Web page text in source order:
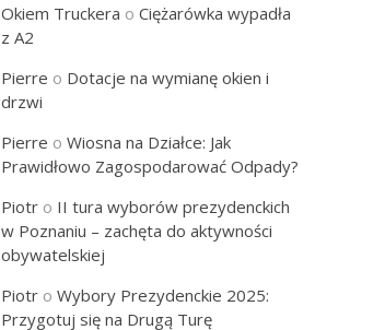
Okiem Truckera oCiężarówka wypadła
z A2
Pierre o Dotacje na wymianę okien i
drzwi
Pierre oWiosna na Działce: Jak
Prawidłowo Zagospodarować Odpady?
Piotr o II tura wyborów prezydenckich
w Poznaniu – zachęta do aktywności
obywatelskiej
Piotr oWybory Prezydenckie 2025:
Przygotuj się na Drugą Turę